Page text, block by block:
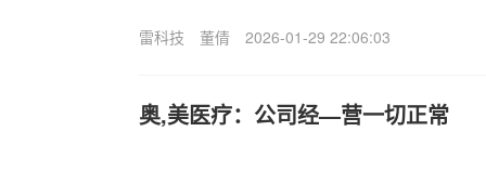
雷科技 董倩 2026-01-29 22:06:03
奥,美医疗：公司经—营一切正常